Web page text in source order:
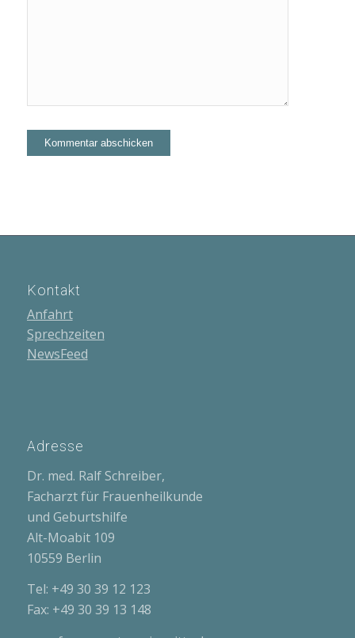
Kontakt
Anfahrt
Sprechzeiten
NewsFeed
Adresse
Dr. med. Ralf Schreiber,
Facharzt für Frauenheilkunde
und Geburtshilfe
Alt-Moabit 109
10559 Berlin
Tel: +49 30 39 12 123
Fax: +49 30 39 13 148